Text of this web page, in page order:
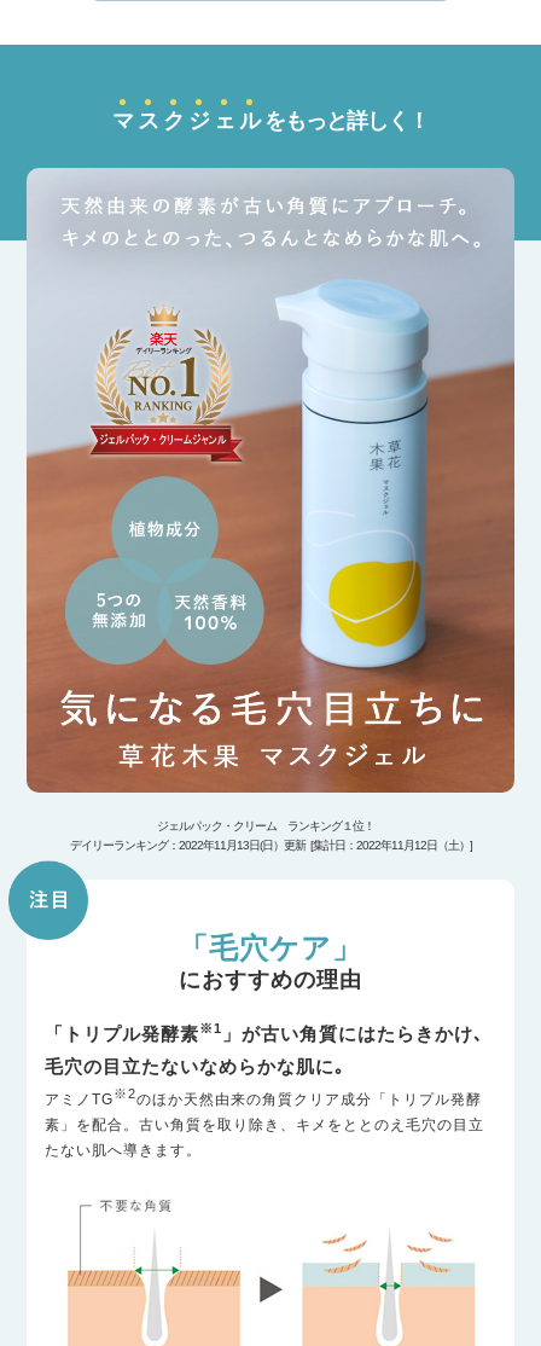
マ ス ク ジ ェ ルをもっと詳しく！
ジェルパック・クリーム ランキング１位！
デイリーランキング：2022年11月13日(日）更新 [集計日：2022年11月12日（土）]
「毛穴ケア」
におすすめの理由
「トリプル発酵素※1 」が古い角質にはたら きかけ､
毛穴の目立たないなめらかな肌に｡
アミノTG※2のほか天然由来の角質クリア成分「トリプル発酵
素」を配合。古い角質を取り除き、キメをととのえ毛穴の目立
たない肌へ導きます。